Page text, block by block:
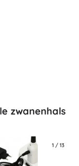
zwanenhals
1 / 13